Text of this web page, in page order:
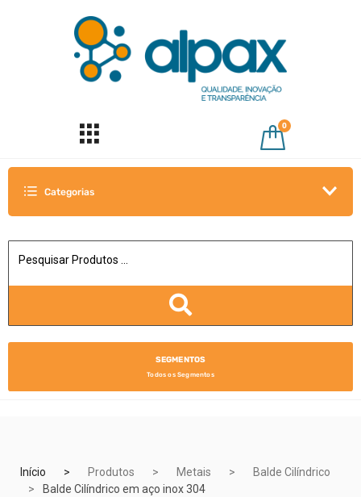
0
Categorias
SEGMENTOS
Todos os Segmentos
Início Produtos Metais
Balde Cilíndrico
Balde Cilíndrico em aço inox 304